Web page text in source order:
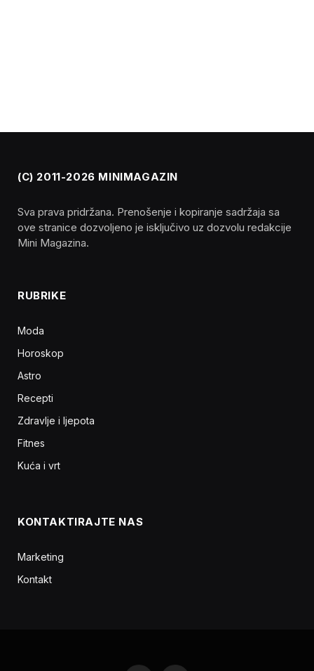
(C) 2011-2026 MINIMAGAZIN
Sva prava pridržana. Prenošenje i kopiranje sadržaja sa
ove stranice dozvoljeno je isključivo uz dozvolu redakcije
Mini Magazina.
RUBRIKE
Moda
Horoskop
Astro
Recepti
Zdravlje i ljepota
Fitnes
Kuća i vrt
KONTAKTIRAJTE NAS
Marketing
Kontakt